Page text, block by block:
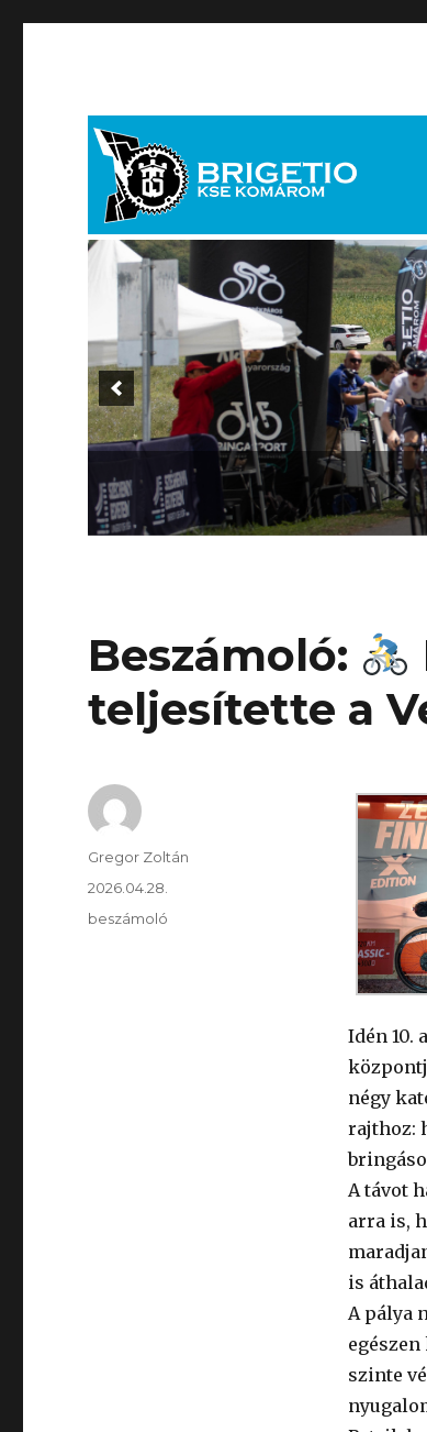
Brigetio KSE
brigetiosport[kukac]brigetiosport.hu
Beszámoló:
teljesítette a
Idén 10.
négy
rajthoz:
A távot
arra is,
is
A pálya
szinte
Szerző
Gregor Zoltán
Közzétéve
2026.04.28.
Kategória
beszámoló